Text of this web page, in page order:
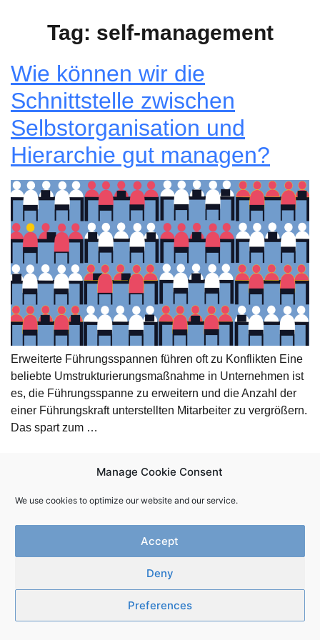
Manage Cookie Consent
We use cookies to optimize our website and our service.
Accept
Deny
Preferences
Tag: self-management
Wie können wir die
Schnittstelle zwischen
Selbstorganisation und
Hierarchie gut managen?
Erweiterte Führungsspannen führen oft zu Konflikten Eine
beliebte Umstrukturierungsmaßnahme in Unternehmen ist
es, die Führungsspanne zu erweitern und die Anzahl der
einer Führungskraft unterstellten Mitarbeiter zu vergrößern.
Das spart zum …
Innerwork.online | Copyright 2025